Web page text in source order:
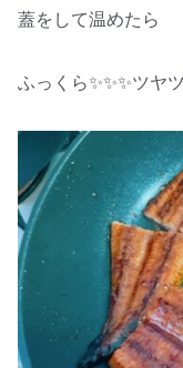
蓋をして温めたら
ふっくら✨✨✨ツヤ